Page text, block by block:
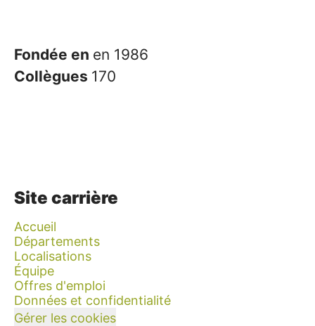
Fondée en en 1986
Collègues 170
Site carrière
Accueil
Départements
Localisations
Équipe
Offres d'emploi
Données et confidentialité
Gérer les cookies